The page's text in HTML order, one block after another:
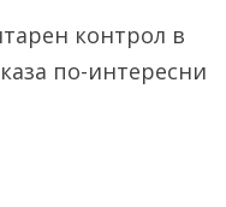
контрол в
по-интересни